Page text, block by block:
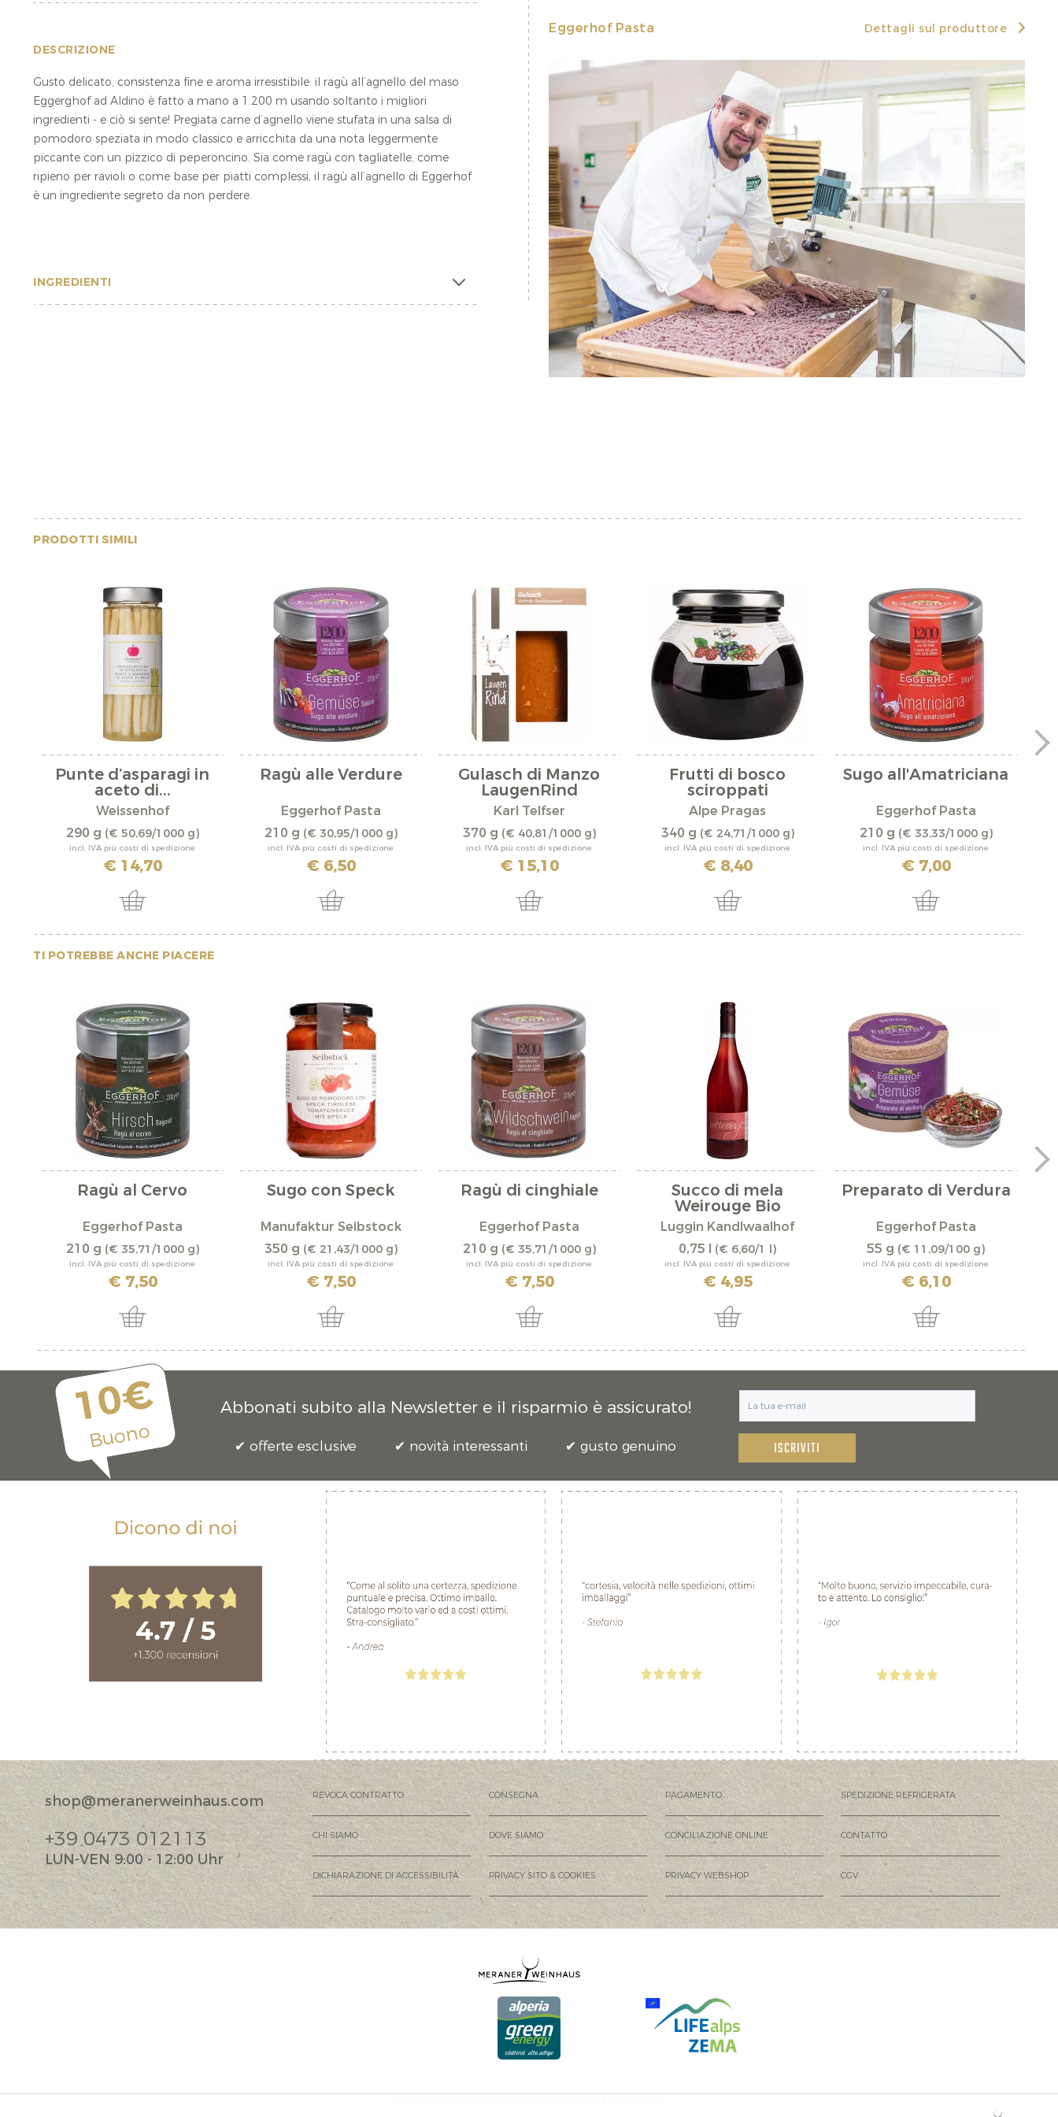
DESCRIZIONE
Gusto delicato, consistenza fine e aroma irresistibile: il ragù all’agnello del maso
Eggerghof ad Aldino è fatto a mano a 1.200 m usando soltanto i migliori
ingredienti - e ciò si sente! Pregiata carne d’agnello viene stufata in una salsa di
pomodoro speziata in modo classico e arricchita da una nota leggermente
piccante con un pizzico di peperoncino. Sia come ragù con tagliatelle, come
ripieno per ravioli o come base per piatti complessi, il ragù all’agnello di Eggerhof
è un ingrediente segreto da non perdere.
INGREDIENTI
Eggerhof Pasta Dettagli sul produttore
PRODOTTI SIMILI
Punte d’asparagi in
aceto di...
Weissenhof
290 g (€ 50,69/1000 g)
incl. IVA più costi di spedizione
€ 14,70
Ragù alle Verdure
Eggerhof Pasta
210 g (€ 30,95/1000 g)
incl. IVA più costi di spedizione
€ 6,50
Gulasch di Manzo
LaugenRind
Karl Telfser
370 g (€ 40,81/1000 g)
incl. IVA più costi di spedizione
€ 15,10
Frutti di bosco
sciroppati
Alpe Pragas
340 g (€ 24,71/1000 g)
incl. IVA più costi di spedizione
€ 8,40
Sugo all'Amatriciana
Eggerhof Pasta
210 g (€ 33,33/1000 g)
incl. IVA più costi di spedizione
€ 7,00
TI POTREBBE ANCHE PIACERE
Ragù al Cervo
Eggerhof Pasta
210 g (€ 35,71/1000 g)
incl. IVA più costi di spedizione
€ 7,50
Sugo con Speck
Manufaktur Seibstock
350 g (€ 21,43/1000 g)
incl. IVA più costi di spedizione
€ 7,50
Ragù di cinghiale
Eggerhof Pasta
210 g (€ 35,71/1000 g)
incl. IVA più costi di spedizione
€ 7,50
Succo di mela
Weirouge Bio
Luggin Kandlwaalhof
0,75 l (€ 6,60/1 l)
incl. IVA più costi di spedizione
€ 4,95
Preparato di Verdura
Eggerhof Pasta
55 g (€ 11,09/100 g)
incl. IVA più costi di spedizione
€ 6,10
10€
Buono
Abbonati subito alla Newsletter e il risparmio è assicurato!
offerte esclusive novità interessanti gusto genuino ISCRIVITI
shop@meranerweinhaus.com
+39 0473 012113
LUN-VEN 9:00 - 12:00 Uhr
REVOCA CONTRATTO CONSEGNA PAGAMENTO SPEDIZIONE REFRIGERATA
CHI SIAMO DOVE SIAMO CONCILIAZIONE ONLINE CONTATTO
DICHIARAZIONE DI ACCESSIBILITÀ PRIVACY SITO & COOKIES PRIVACY WEBSHOP CGV